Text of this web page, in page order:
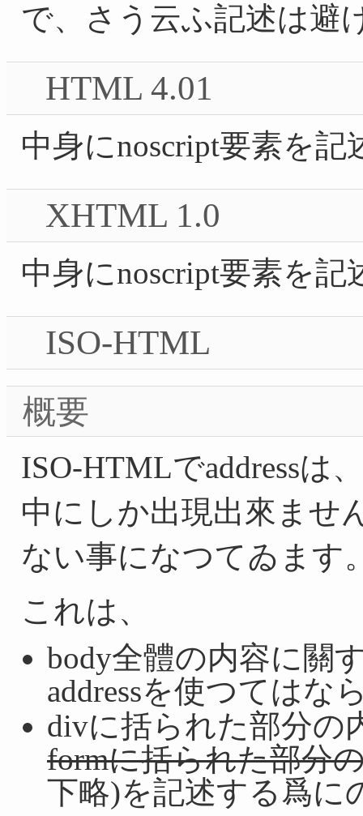
で、さう云ふ記述は避
HTML 4.01
中身にnoscript要素を
XHTML 1.0
中身にnoscript要素を記
ISO-HTML
概要
ISO-HTMLでaddressは
中にしか出現出來ませ
ない事になつてゐます
これは、
body全體の内容に關
addressを使つてはな
divに括られた部分の
formに括られた部分
下略)を記述する爲に